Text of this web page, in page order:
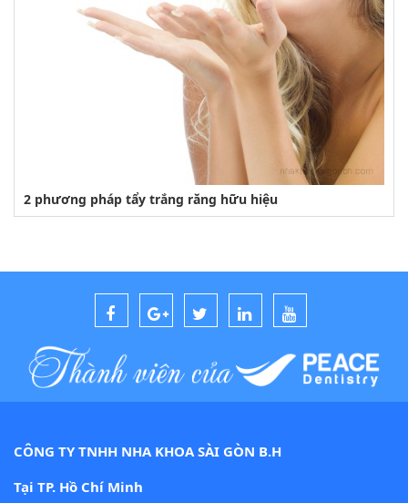
2 phương pháp tẩy trắng răng hữu hiệu
CÔNG TY TNHH NHA KHOA SÀI GÒN B.H
Tại TP. Hồ Chí Minh